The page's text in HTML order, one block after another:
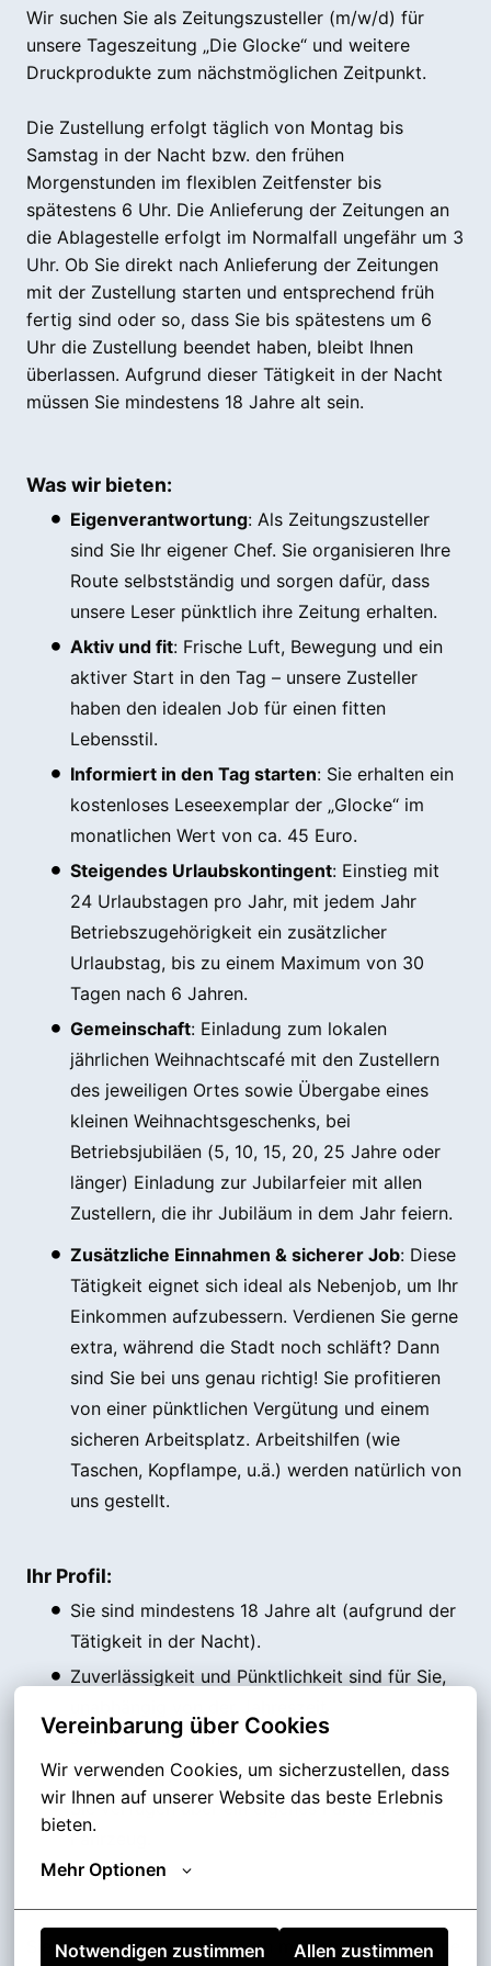
Vereinbarung über Cookies
Wir verwenden Cookies, um sicherzustellen, dass
wir Ihnen auf unserer Website das beste Erlebnis
bieten.
Mehr Optionen
Notwendigen zustimmen Allen zustimmen
Wir suchen Sie als Zeitungszusteller (m/w/d) für
unsere Tageszeitung „Die Glocke“ und weitere
Druckprodukte zum nächstmöglichen Zeitpunkt.
Die Zustellung erfolgt täglich von Montag bis
Samstag in der Nacht bzw. den frühen
Morgenstunden im flexiblen Zeitfenster bis
spätestens 6 Uhr. Die Anlieferung der Zeitungen an
die Ablagestelle erfolgt im Normalfall ungefähr um 3
Uhr. Ob Sie direkt nach Anlieferung der Zeitungen
mit der Zustellung starten und entsprechend früh
fertig sind oder so, dass Sie bis spätestens um 6
Uhr die Zustellung beendet haben, bleibt Ihnen
überlassen. Aufgrund dieser Tätigkeit in der Nacht
müssen Sie mindestens 18 Jahre alt sein.
Was wir bieten:
Eigenverantwortung: Als Zeitungszusteller
sind Sie Ihr eigener Chef. Sie organisieren Ihre
Route selbstständig und sorgen dafür, dass
unsere Leser pünktlich ihre Zeitung erhalten.
Aktiv und fit: Frische Luft, Bewegung und ein
aktiver Start in den Tag – unsere Zusteller
haben den idealen Job für einen fitten
Lebensstil.
Informiert in den Tag starten: Sie erhalten ein
kostenloses Leseexemplar der „Glocke“ im
monatlichen Wert von ca. 45 Euro.
Steigendes Urlaubskontingent: Einstieg mit
24 Urlaubstagen pro Jahr, mit jedem Jahr
Betriebszugehörigkeit ein zusätzlicher
Urlaubstag, bis zu einem Maximum von 30
Tagen nach 6 Jahren.
Gemeinschaft: Einladung zum lokalen
jährlichen Weihnachtscafé mit den Zustellern
des jeweiligen Ortes sowie Übergabe eines
kleinen Weihnachtsgeschenks, bei
Betriebsjubiläen (5, 10, 15, 20, 25 Jahre oder
länger) Einladung zur Jubilarfeier mit allen
Zustellern, die ihr Jubiläum in dem Jahr feiern.
Zusätzliche Einnahmen & sicherer Job: Diese
Tätigkeit eignet sich ideal als Nebenjob, um Ihr
Einkommen aufzubessern. Verdienen Sie gerne
extra, während die Stadt noch schläft? Dann
sind Sie bei uns genau richtig! Sie profitieren
von einer pünktlichen Vergütung und einem
sicheren Arbeitsplatz. Arbeitshilfen (wie
Taschen, Kopflampe, u.ä.) werden natürlich von
uns gestellt.
Ihr Profil:
Sie sind mindestens 18 Jahre alt (aufgrund der
Tätigkeit in der Nacht).
Zuverlässigkeit und Pünktlichkeit sind für Sie,
selbstverständlich.
Sie sind körperlich fit und belastbar.
Sie verfügen über ein eigenes Fahrrad oder
Fahrzeug.
Sie haben noch Fragen? Dann melden Sie sich gerne